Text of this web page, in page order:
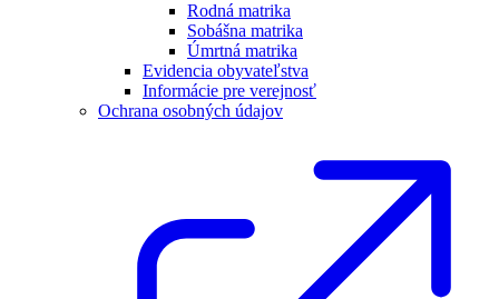
Rodná matrika
Sobášna matrika
Úmrtná matrika
Evidencia obyvateľstva
Informácie pre verejnosť
Ochrana osobných údajov